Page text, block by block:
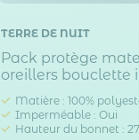
TERRE DE NUIT
Pack protège
oreillers bouclette
Matière : 100%
Imperméable : Oui
Hauteur du bonnet :